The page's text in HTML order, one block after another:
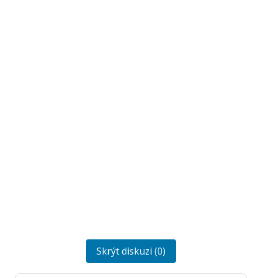
Skrýt diskuzi (0)